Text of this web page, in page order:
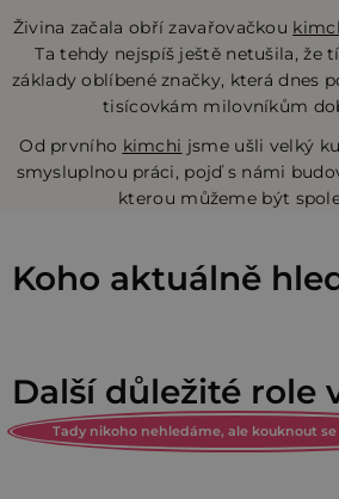
Živina začala obří zavařovačkou
Ta tehdy nejspíš ještě netušila, že
základy oblíbené značky, která dnes
tisícovkám milovníkům
Od prvního kimchi jsme ušli velký
smysluplnou práci, pojď s námi
kterou můžeme být
Koho aktuálně
Další důležité role
Tady nikoho nehledáme, ale kouknout